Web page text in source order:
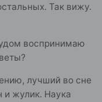
Так вижу.
воспринимаю
лучший во сне
и жулик. Наука